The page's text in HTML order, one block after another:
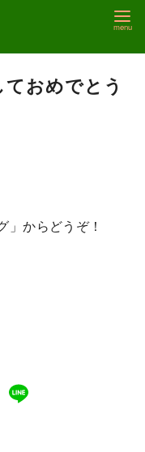
おめでとう
からどうぞ！